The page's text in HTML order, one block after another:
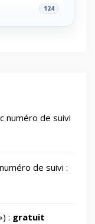
124
and
1
numéro de suivi
de suivi :
: gratuit